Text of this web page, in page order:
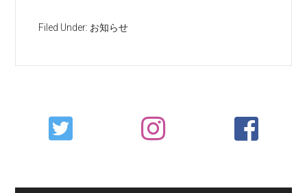
Filed Under: お知らせ
Primary
Sidebar